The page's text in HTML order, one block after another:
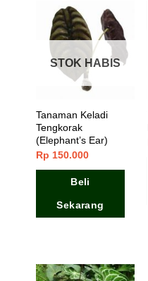
STOK HABIS
Tanaman Keladi
Tengkorak
(Elephant’s Ear)
Rp 150.000
Beli
Sekarang